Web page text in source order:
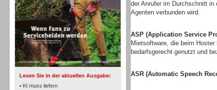
Lesen Sie in der aktuellen Ausgabe:
• KI muss liefern
TK- und ACD-Systeme
der Anrufer im Durchschnitt
Agenten verbunden wird.
ASP (Application Service
Mietsoftware, die beim
bedarfsgerecht genutzt und
ASR (Automatic Speech